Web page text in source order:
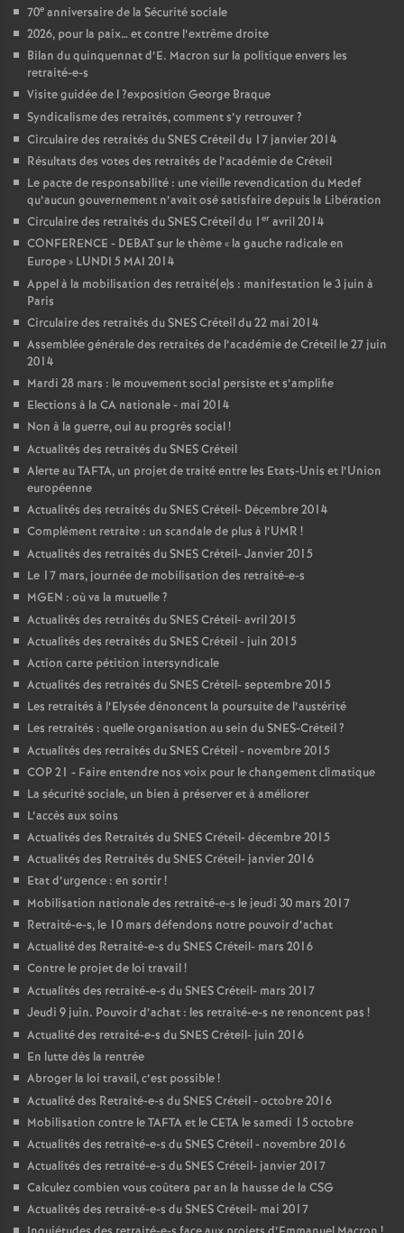
70e anniversaire de la Sécurité sociale
2026, pour la paix… et contre l’extrême droite
Bilan du quinquennat d’E. Macron sur la politique envers les
retraité-e-s
Visite guidée de l?exposition George Braque
Syndicalisme des retraités, comment s’y retrouver?
Circulaire des retraités duSNESCréteil du 17 janvier 2014
Résultats des votes des retraités de l’académie de Créteil
Le pacte de responsabilité : une vieille revendication du Medef
qu’aucun gouvernement n’avait osé satisfaire depuis la Libération
Circulaire des retraités duSNESCréteil du 1 er avril 2014
CONFERENCE - DEBATsur le thème « la gauche radicale en
Europe» LUNDI 5 MAI 2014
Appel à la mobilisation des retraité(e)s : manifestation le 3 juin à
Paris
Circulaire des retraités duSNESCréteil du 22 mai 2014
Assemblée générale des retraités de l’académie de Créteil le 27 juin
2014
Mardi 28 mars : le mouvement social persiste et s’amplifie
Elections à la CA nationale - mai 2014
Non à la guerre, oui au progrès social!
Actualités des retraités duSNESCréteil
Alerte auTAFTA, un projet de traité entre les Etats-Unis et l’Union
européenne
Actualités des retraités duSNESCréteil- Décembre 2014
Complément retraite : un scandale de plus à l’UMR !
Actualités des retraités duSNESCréteil- Janvier 2015
Le 17 mars, journée de mobilisation des retraité-e-s
MGEN : où va la mutuelle?
Actualités des retraités duSNESCréteil- avril 2015
Actualités des retraités duSNESCréteil - juin 2015
Action carte pétition intersyndicale
Actualités des retraités duSNESCréteil- septembre 2015
Les retraités à l’Elysée dénoncent la poursuite de l’austérité
Les retraités : quelle organisation au sein duSNES-Créteil?
Actualités des retraités duSNESCréteil - novembre 2015
COP21 - Faire entendre nos voix pour le changement climatique
La sécurité sociale, un bien à préserver et à améliorer
L’accès aux soins
Actualités des Retraités duSNESCréteil- décembre 2015
Actualités des Retraités duSNESCréteil- janvier 2016
Etat d’urgence : en sortir!
Mobilisation nationale des retraité-e-s le jeudi 30 mars 2017
Retraité-e-s, le 10 mars défendons notre pouvoir d’achat
Actualité des Retraité-e-s duSNESCréteil- mars 2016
Contre le projet de loi travail!
Actualités des retraité-e-s duSNESCréteil- mars 2017
Jeudi 9 juin. Pouvoir d’achat : les retraité-e-s ne renoncent pas !
Actualité des retraité-e-s duSNESCréteil- juin 2016
En lutte dès la rentrée
Abroger la loi travail, c’est possible!
Actualité des Retraité-e-s duSNESCréteil - octobre 2016
Mobilisation contre leTAFTAet leCETA le samedi 15 octobre
Actualités des retraité-e-s duSNESCréteil - novembre 2016
Actualités des retraité-e-s duSNESCréteil- janvier 2017
Calculez combien vous coûtera par an la hausse de la CSG
Actualités des retraité-e-s duSNESCréteil- mai 2017